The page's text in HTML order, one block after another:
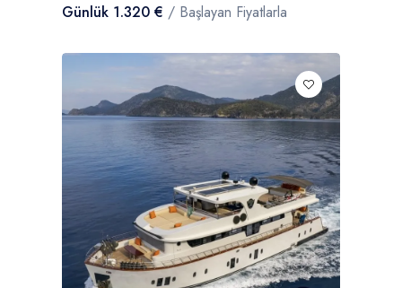
Günlük 1.320 € / Başlayan Fiyatlarla